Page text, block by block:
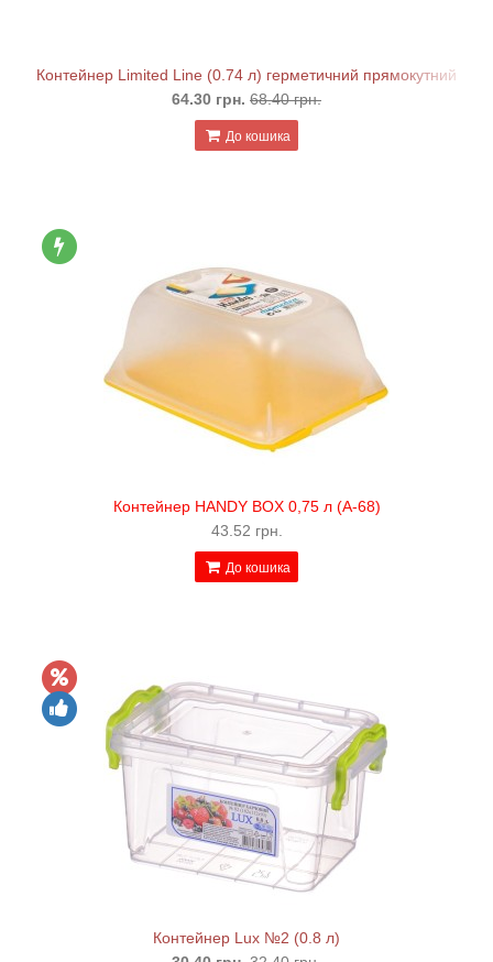
Контейнер Limited Line (0.74 л) герметичний прямокутний
64.30 грн. 68.40 грн.
До кошика
Контейнер HANDY BOX 0,75 л (А-68)
43.52 грн.
До кошика
Контейнер Lux №2 (0.8 л)